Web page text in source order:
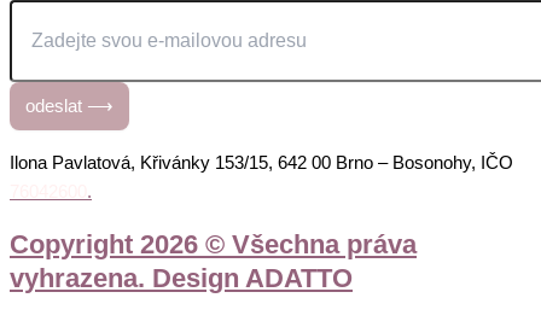
odeslat ⟶
Ilona Pavlatová, Křivánky 153/15, 642 00 Brno – Bosonohy, IČO
.
Copyright 2026 © Všechna práva
vyhrazena. Design ADATTO